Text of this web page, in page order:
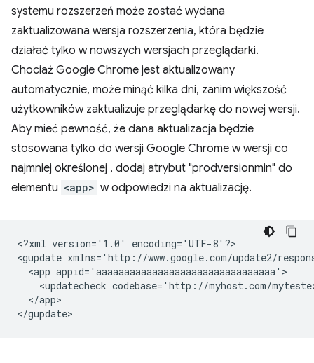
systemu rozszerzeń może zostać wydana
zaktualizowana wersja rozszerzenia, która będzie
działać tylko w nowszych wersjach przeglądarki.
Chociaż Google Chrome jest aktualizowany
automatycznie, może minąć kilka dni, zanim większość
użytkowników zaktualizuje przeglądarkę do nowej wersji.
Aby mieć pewność, że dana aktualizacja będzie
stosowana tylko do wersji Google Chrome w wersji co
najmniej określonej , dodaj atrybut "prodversionmin" do
elementu <app> w odpowiedzi na aktualizację.
<?xml version='1.0'
encoding='UTF-8'?>
<gupdate xmlns='http://www.google.com/update2/
<app
<updatecheck codebase='http://myhost.com/
</app>